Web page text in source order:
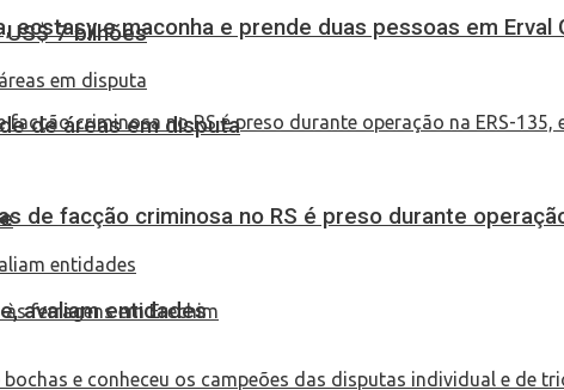
e maconha e prende duas pessoas em Erval
de facção criminosa no RS é preso durante
7 bilhões
de áreas em disputa
avaliam entidades